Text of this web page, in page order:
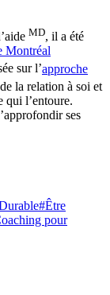
MD, il a été
Montréal
sur l’approche
la relation à soi et
qui l’entoure.
ses
#Être
pour